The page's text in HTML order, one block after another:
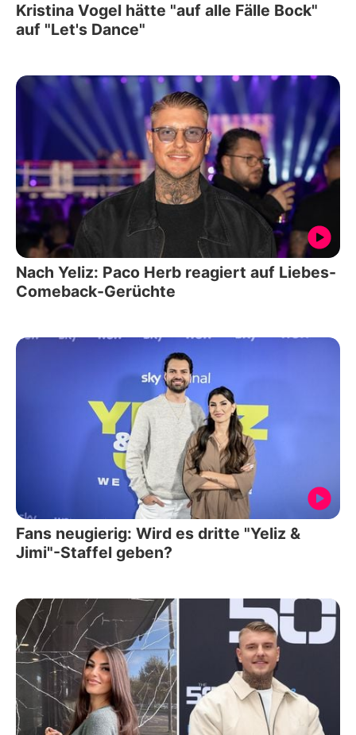
Kristina Vogel hätte "auf alle Fälle Bock"
auf "Let's Dance"
Nach Yeliz: Paco Herb reagiert auf Liebes-
Comeback-Gerüchte
Fans neugierig: Wird es dritte "Yeliz &
Jimi"-Staffel geben?